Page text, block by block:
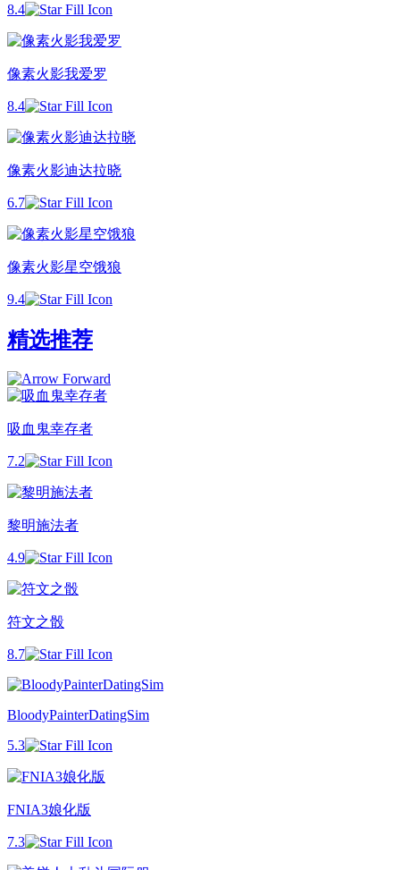
8.4
像素火影我爱罗
8.4
像素火影迪达拉晓
6.7
像素火影星空饿狼
9.4
精选推荐
吸血鬼幸存者
7.2
黎明施法者
4.9
符文之骰
8.7
BloodyPainterDatingSim
5.3
FNIA3娘化版
7.3